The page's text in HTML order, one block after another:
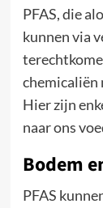
PFAS, die
kunnen via
chemicaliën
Hier zijn
naar ons
Bodem
PFAS